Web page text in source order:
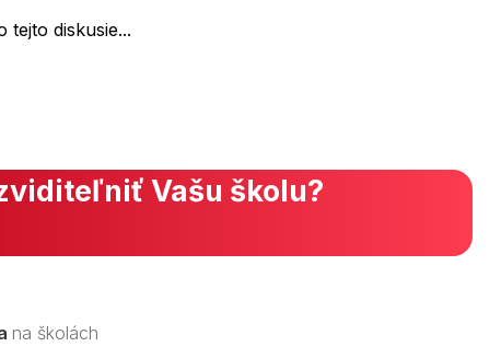
tejto diskusie...
Vašu školu?
na školách